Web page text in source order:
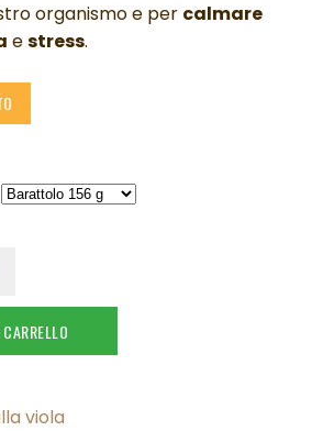
organismo e per calmare
estress.
viola